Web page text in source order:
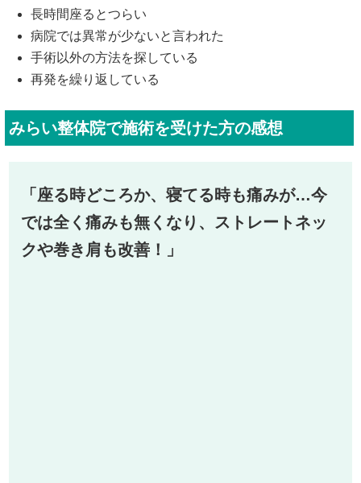
長時間座るとつらい
病院では異常が少ないと言われた
手術以外の方法を探している
再発を繰り返している
みらい整体院で施術を受けた方の感想
「座る時どころか、寝てる時も痛みが…今
では全く痛みも無くなり、ストレートネッ
クや巻き肩も改善！」